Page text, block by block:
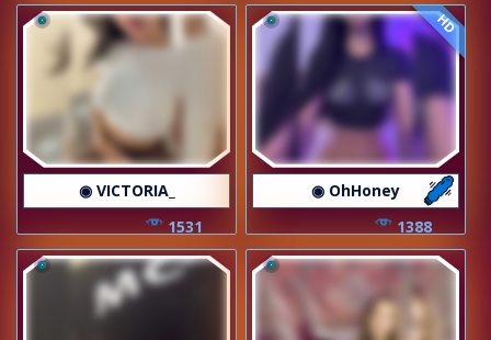
◉ VICTORIA_
1531
HD
◉ OhHoney
1388